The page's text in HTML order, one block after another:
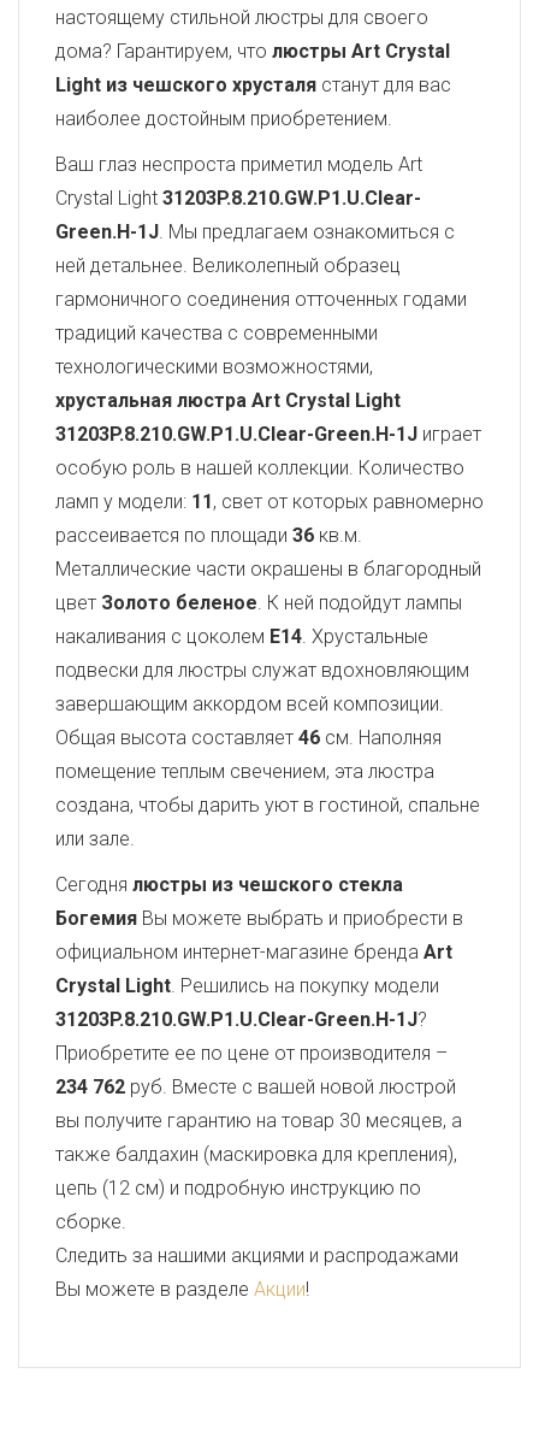
настоящему стильной люстры для своего
дома? Гарантируем, что люстры Art Crystal
Light из чешского хрусталя станут для вас
наиболее достойным приобретением.
Ваш глаз неспроста приметил модель Art
Crystal Light 31203P.8.210.GW.P1.U.Clear-
Green.H-1J. Мы предлагаем ознакомиться с
ней детальнее. Великолепный образец
гармоничного соединения отточенных годами
традиций качества с современными
технологическими возможностями,
хрустальная люстра Art Crystal Light
31203P.8.210.GW.P1.U.Clear-Green.H-1J играет
особую роль в нашей коллекции. Количество
ламп у модели: 11, свет от которых равномерно
рассеивается по площади 36 кв.м.
Металлические части окрашены в благородный
цвет Золото беленое. К ней подойдут лампы
накаливания с цоколем E14. Хрустальные
подвески для люстры служат вдохновляющим
завершающим аккордом всей композиции.
Общая высота составляет 46 см. Наполняя
помещение теплым свечением, эта люстра
создана, чтобы дарить уют в гостиной, спальне
или зале.
Сегодня люстры из чешского стекла
Богемия Вы можете выбрать и приобрести в
официальном интернет-магазине бренда Art
Crystal Light. Решились на покупку модели
31203P.8.210.GW.P1.U.Clear-Green.H-1J?
Приобретите ее по цене от производителя –
234 762 руб. Вместе с вашей новой люстрой
вы получите гарантию на товар 30 месяцев, а
также балдахин (маскировка для крепления),
цепь (12 см) и подробную инструкцию по
сборке.
Следить за нашими акциями и распродажами
Вы можете в разделе Акции!